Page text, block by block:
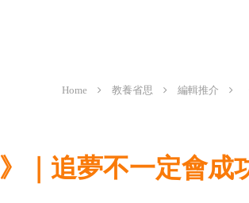
Home 教養省思 編輯推介
》｜追夢不一定會